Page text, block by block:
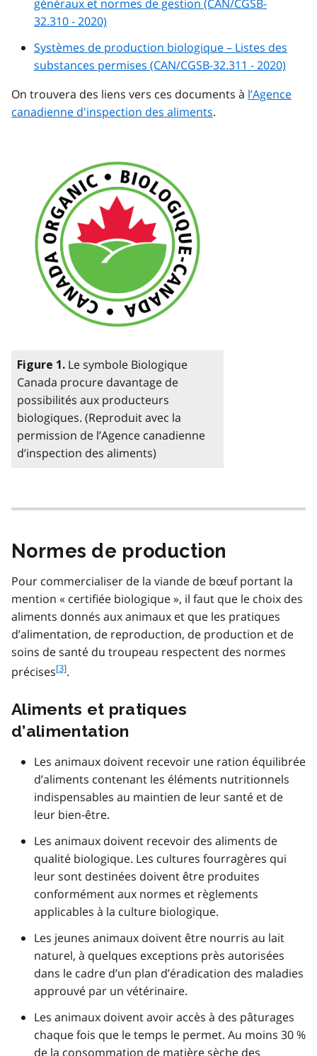
généraux et normes de gestion (CAN/CGSB-
32.310 - 2020)
Systèmes de production biologique – Listes des
substances permises (CAN/CGSB-32.311 - 2020)
On trouvera des liens vers ces documents à l’Agence
canadienne d'inspection des aliments.
Figure 1. Le symbole Biologique
Canada procure davantage de
possibilités aux producteurs
biologiques. (Reproduit avec la
permission de l’Agence canadienne
d’inspection des aliments)
Normes de production
Pour commercialiser de la viande de bœuf portant la
mention « certifiée biologique », il faut que le choix des
aliments donnés aux animaux et que les pratiques
d’alimentation, de reproduction, de production et de
soins de santé du troupeau respectent des normes
précisesf
t
n
t
3
[3].
Aliments et pratiques
d’alimentation
Les animaux doivent recevoir une ration équilibrée
d’aliments contenant les éléments nutritionnels
indispensables au maintien de leur santé et de
leur bien-être.
Les animaux doivent recevoir des aliments de
qualité biologique. Les cultures fourragères qui
leur sont destinées doivent être produites
conformément aux normes et règlements
applicables à la culture biologique.
Les jeunes animaux doivent être nourris au lait
naturel, à quelques exceptions près autorisées
dans le cadre d’un plan d’éradication des maladies
approuvé par un vétérinaire.
Les animaux doivent avoir accès à des pâturages
chaque fois que le temps le permet. Au moins 30 %
de la consommation de matière sèche des